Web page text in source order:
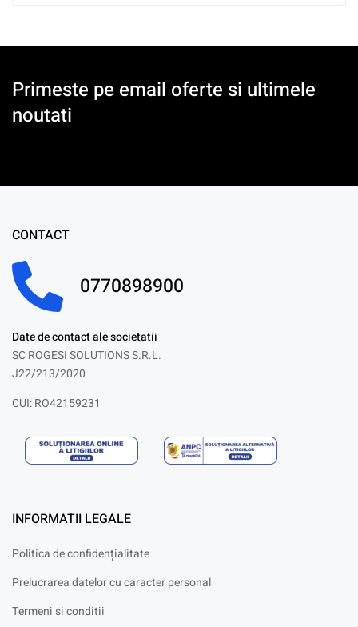
Primeste pe email oferte si ultimele
noutati
CONTACT
0770898900
Date de contact ale societatii
SC ROGESI SOLUTIONS S.R.L.
J22/213/2020
CUI: RO42159231
INFORMATII LEGALE
Politica de confidențialitate
Prelucrarea datelor cu caracter personal
Termeni si conditii